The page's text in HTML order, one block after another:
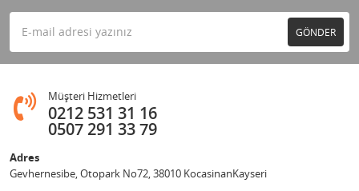
GÖNDER
Müşteri Hizmetleri
0212 531 31 16
0507 291 33 79
Adres
Gevhernesibe, Otopark No72, 38010 KocasinanKayseri